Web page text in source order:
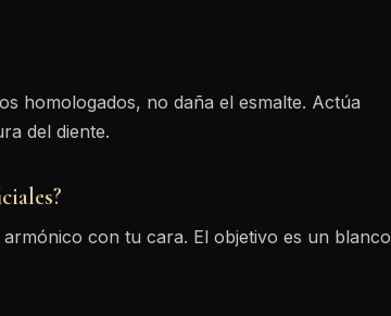
homologados, no daña el esmalte. Actúa
del diente.
con tu cara. El objetivo es un blanco